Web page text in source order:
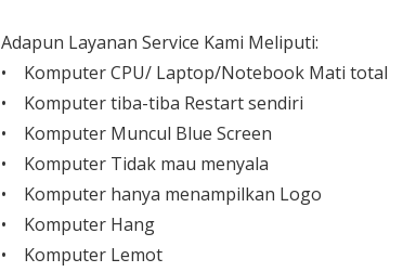
Adapun Layanan Service Kami Meliputi:
• Komputer CPU/ Laptop/Notebook Mati total
• Komputer tiba-tiba Restart sendiri
• Komputer Muncul Blue Screen
• Komputer Tidak mau menyala
• Komputer hanya menampilkan Logo
• Komputer Hang
• Komputer Lemot